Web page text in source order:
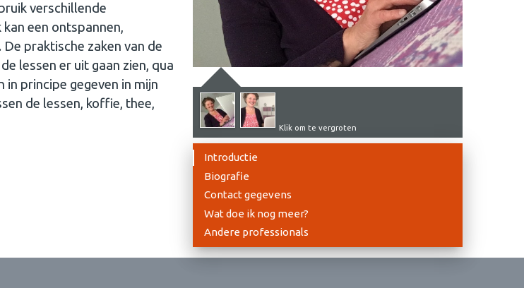
verschillende
een ontspannen,
praktische zaken van de
lessen er uit gaan zien, qua
in principe gegeven in mijn
de lessen, koffie, thee,
Klik om te vergroten
Introductie
Biografie
Contact gegevens
Wat doe ik nog meer?
Andere professionals